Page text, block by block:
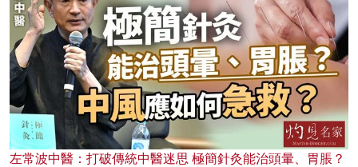
左常波中醫：打破傳統中醫迷思 極簡針灸能治頭暈、胃脹？